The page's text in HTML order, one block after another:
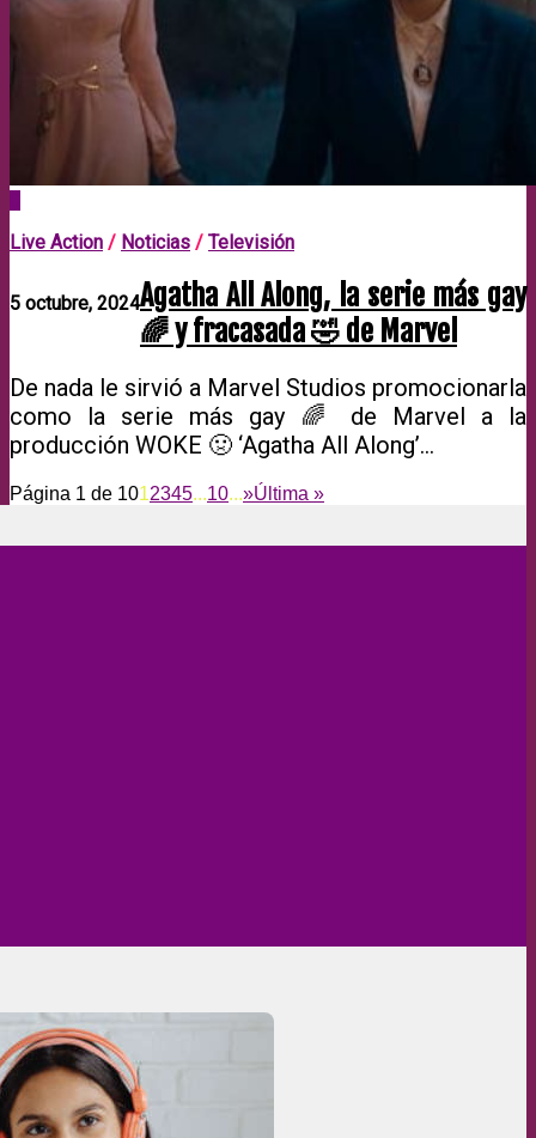
Live Action / Noticias / Televisión
5 octubre, 2024Agatha All Along, la serie más gay
🌈 y fracasada 🤣 de Marvel
De nada le sirvió a Marvel Studios promocionarla
como la serie más gay 🌈 de Marvel a la
producción WOKE 🤢 ‘Agatha All Along’…
Página 1 de 1012345...10...»Última »